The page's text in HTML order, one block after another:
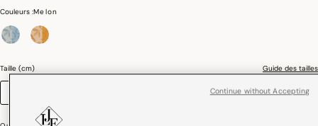
Couleurs :Melon
Taille (cm) Guide des tailles
Continue without Accepting